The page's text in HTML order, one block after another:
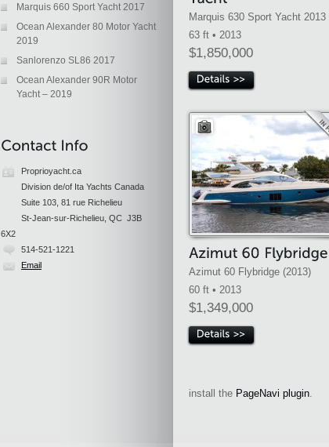
Marquis 660 Sport Yacht 2017
Ocean Alexander 80 Motor Yacht
2019
Sanlorenzo SL86 2017
Ocean Alexander 90R Motor
Yacht – 2019
Proprioyacht.ca
Division de/of Ita Yachts Canada
Suite 103, 81 rue Richelieu
St-Jean-sur-Richelieu, QC J3B
6X2
514-521-1221
Email
Marquis 630 Sport Yacht 2013
63 ft • 2013
$1,850,000
Azimut 60 Flybridge (2013)
60 ft • 2013
$1,349,000
install the PageNavi plugin